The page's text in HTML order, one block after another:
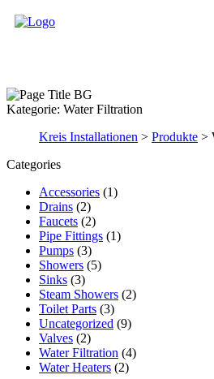
Kategorie: Water Filtration
Kreis Installationen > Produkte >
Categories
Accessories (1)
Drains (2)
Faucets (2)
Pipe Fittings (1)
Pumps (3)
Showers (5)
Sinks (3)
Steam Showers (2)
Toilet Parts (3)
Uncategorized (9)
Valves (2)
Water Filtration (4)
Water Heaters (2)